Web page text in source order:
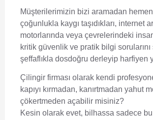
Müşterilerimizin bizi aramadan
çoğunlukla kaygı taşıdıkları, internet
motorlarında veya çevrelerindeki
kritik güvenlik ve pratik bilgi
şeffaflıkla dosdoğru derleyip harfiyen
Çilingir firması olarak kendi
kapıyı kırmadan, kanırtmadan yahut
çökertmeden açabilir misiniz?
Kesin olarak evet, bilhassa sadece